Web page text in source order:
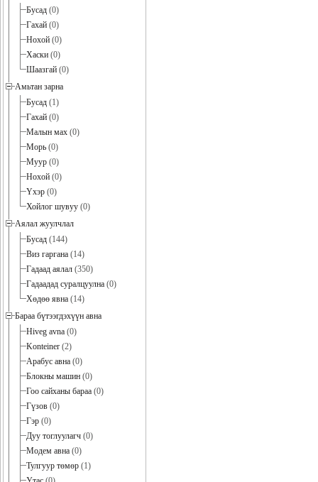
Бусад (0)
Гахай (0)
Нохой (0)
Хаски (0)
Шаазгай (0)
Амьтан зарна
Бусад (1)
Гахай (0)
Малын мах (0)
Морь (0)
Муур (0)
Нохой (0)
Үхэр (0)
Хойлог шувуу (0)
Аялал жуулчлал
Бусад (144)
Виз гаргана (14)
Гадаад аялал (350)
Гадаадад суралцуулна (0)
Хөдөө явна (14)
Бараа бүтээгдэхүүн авна
Hiveg avna (0)
Konteiner (2)
Арабус авна (0)
Блокны машин (0)
Гоо сайханы бараа (0)
Гүзов (0)
Гэр (0)
Дуу тоглуулагч (0)
Модем авна (0)
Тулгуур төмөр (1)